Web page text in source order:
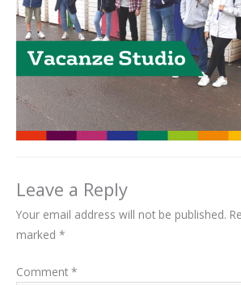
Leave a Reply
Your email address will not be published.
marked *
Comment *